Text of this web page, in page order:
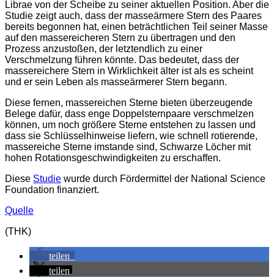
Librae von der Scheibe zu seiner aktuellen Position. Aber die
Studie zeigt auch, dass der masseärmere Stern des Paares
bereits begonnen hat, einen beträchtlichen Teil seiner Masse
auf den massereicheren Stern zu übertragen und den
Prozess anzustoßen, der letztendlich zu einer
Verschmelzung führen könnte. Das bedeutet, dass der
massereichere Stern in Wirklichkeit älter ist als es scheint
und er sein Leben als masseärmerer Stern begann.
Diese fernen, massereichen Sterne bieten überzeugende
Belege dafür, dass enge Doppelsternpaare verschmelzen
können, um noch größere Sterne entstehen zu lassen und
dass sie Schlüsselhinweise liefern, wie schnell rotierende,
massereiche Sterne imstande sind, Schwarze Löcher mit
hohen Rotationsgeschwindigkeiten zu erschaffen.
Diese Studie wurde durch Fördermittel der National Science
Foundation finanziert.
Quelle
(THK)
teilen
teilen